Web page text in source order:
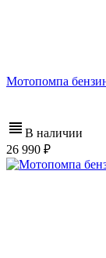
Мотопомпа
В наличии
26 990